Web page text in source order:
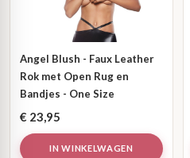
Angel Blush - Faux Leather
Rok met Open Rug en
Bandjes - One Size
€ 23,95
IN WINKELWAGEN